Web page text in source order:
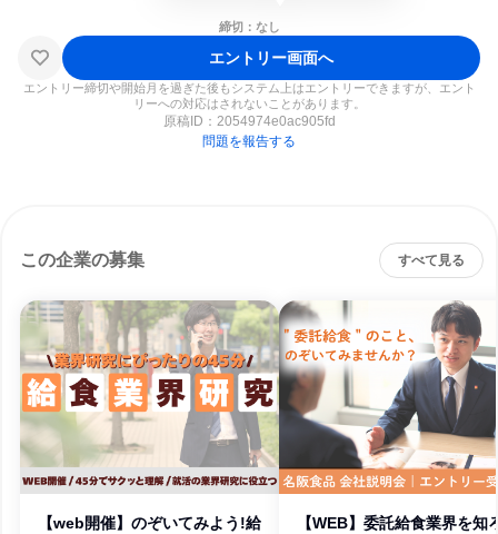
締切：なし
エントリー画面へ
エントリー締切や開始月を過ぎた後もシステム上はエントリーできますが、エント
リーへの対応はされないことがあります。
原稿ID： 2054974e0ac905fd
問題を報告する
この企業の募集 すべて見る
【web開催】のぞいてみよう!給
【WEB】委託給食業界を知